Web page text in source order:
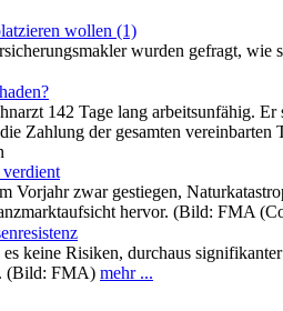
wollen (1)
wurden gefragt,
142 Tage lang arbeitsunfähig.
Zahlung der gesamten
Vorjahr zwar gestiegen,
hervor. (Bild: FMA
keine Risiken, durchaus
(Bild: FMA) mehr ...